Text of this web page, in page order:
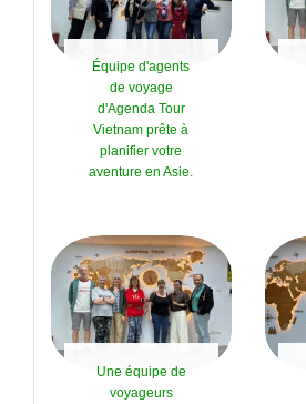
Équipe d'agents
de voyage
d'Agenda Tour
Vietnam prête à
planifier votre
aventure en Asie.
Une équipe de
voyageurs